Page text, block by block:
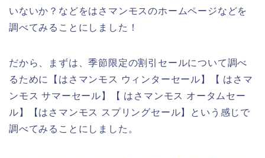
いないか？などをはさマンモスのホームページなどを
調べてみることにしました！
だから、まずは、季節限定の割引セールについて調べ
るために【はさマンモス ウィンターセール】【 はさマ
ンモス サマーセール】【 はさマンモス オータムセー
ル】【はさマンモス スプリングセール】という感じで
調べてみることにしました。